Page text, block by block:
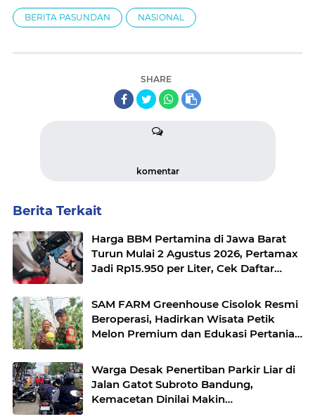
BERITA PASUNDAN NASIONAL
SHARE
komentar
Berita Terkait
Harga BBM Pertamina di Jawa Barat
Turun Mulai 2 Agustus 2026, Pertamax
Jadi Rp15.950 per Liter, Cek Daftar
SAM FARM Greenhouse Cisolok Resmi
Beroperasi, Hadirkan Wisata Petik
Melon Premium dan Edukasi Pertanian
Warga Desak Penertiban Parkir Liar di
Jalan Gatot Subroto Bandung,
Kemacetan Dinilai Makin